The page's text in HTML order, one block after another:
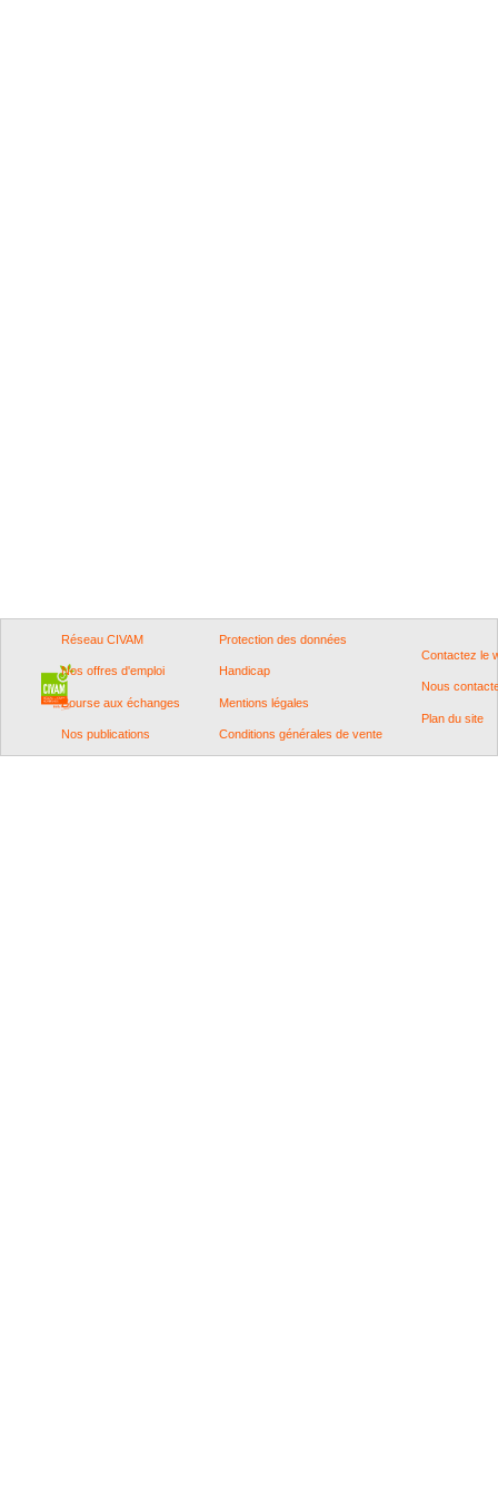
Réseau CIVAM
Nos offres d'emploi
Bourse aux échanges
Nos publications
Protection des données
Handicap
Mentions légales
Conditions générales de vente
Contactez le
Nous
Plan du site